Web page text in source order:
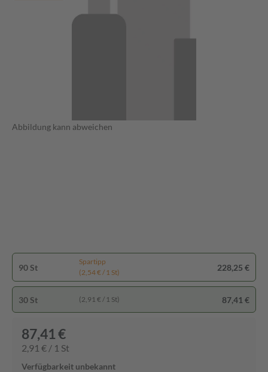
Abbildung kann abweichen
90 St
Spartipp
(2,54 € / 1 St)
228,25 €
30 St (2,91 € / 1 St) 87,41 €
87,41 €
2,91 € / 1 St
Verfügbarkeit unbekannt